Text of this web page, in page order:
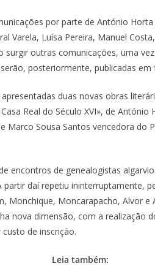
por parte de António
Varela, Luísa Pereira, Manuel
surgir outras comunicações, uma
posteriormente, publicadas
duas novas obras
Real do Século XVI», de
Marco Sousa Santos vencedora do
encontros de genealogistas
partir daí repetiu ininterruptamente,
Monchique, Moncarapacho, Alvor
nova dimensão, com a realização
de inscrição.
Leia também: